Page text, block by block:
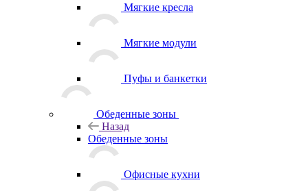
Мягкие кресла
Мягкие модули
Пуфы и банкетки
Обеденные зоны
Назад
Обеденные зоны
Офисные кухни